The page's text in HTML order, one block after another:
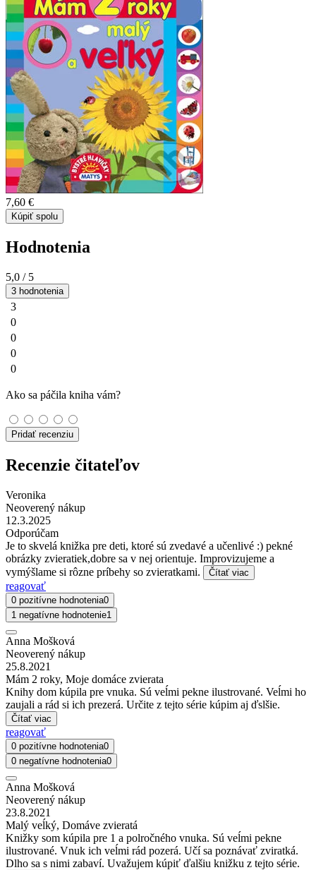
7,60 €
Kúpiť spolu
Hodnotenia
5,0 / 5
3 hodnotenia
3
0
0
0
0
Ako sa páčila kniha vám?
Pridať recenziu
Recenzie čitateľov
Veronika
Neoverený nákup
12.3.2025
Odporúčam
Je to skvelá knižka pre deti, ktoré sú zvedavé a učenlivé :) pekné
obrázky zvieratiek,dobre sa v nej orientuje. Improvizujeme a
vymýšlame si rôzne príbehy so zvieratkami.
Čítať viac
reagovať
0 pozitívne hodnotenia0
1 negatívne hodnotenie1
Anna Mošková
Neoverený nákup
25.8.2021
Mám 2 roky, Moje domáce zvierata
Knihy dom kúpila pre vnuka. Sú veĺmi pekne ilustrované. Veĺmi ho
zaujali a rád si ich prezerá. Určite z tejto série kúpim aj ďslšie.
Čítať viac
reagovať
0 pozitívne hodnotenia0
0 negatívne hodnotenia0
Anna Mošková
Neoverený nákup
23.8.2021
Malý veĺký, Domáve zvieratá
Knižky som kúpila pre 1 a polročného vnuka. Sú veĺmi pekne
ilustrované. Vnuk ich veĺmi rád pozerá. Učí sa poznávať zviratká.
Dlho sa s nimi zabaví. Uvažujem kúpiť ďalšiu knižku z tejto série.